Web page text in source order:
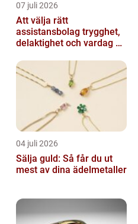
07 juli 2026
Att välja rätt
assistansbolag trygghet,
delaktighet och vardag på
04 juli 2026
Sälja guld: Så får du ut
mest av dina ädelmetaller